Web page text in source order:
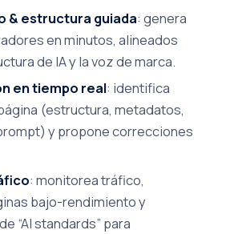
& estructura guiada: genera
en minutos, alineados
de IA y la voz de marca.
en tiempo real: identifica
(estructura, metadatos,
y propone correcciones
: monitorea tráfico,
bajo-rendimiento y
“AI standards” para